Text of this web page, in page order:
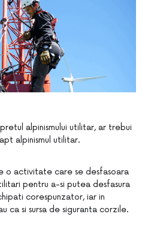
alpinismului utilitar, ar trebui
alpinismul utilitar.
o activitate care se desfasoara
pentru a-si putea desfasura
corespunzator, iar in
ca si sursa de siguranta corzile.